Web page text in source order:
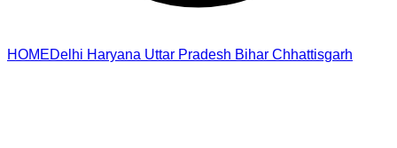
HOMEDelhi Haryana Uttar Pradesh Bihar Chhattisgarh